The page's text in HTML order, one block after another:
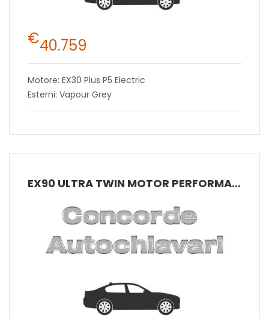
€40.759
Motore: EX30 Plus P5 Electric
Esterni: Vapour Grey
EX90 ULTRA TWIN MOTOR PERFORMANCE